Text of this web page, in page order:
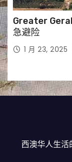
Greater
急避险
1 月 23, 2025
西澳华人生